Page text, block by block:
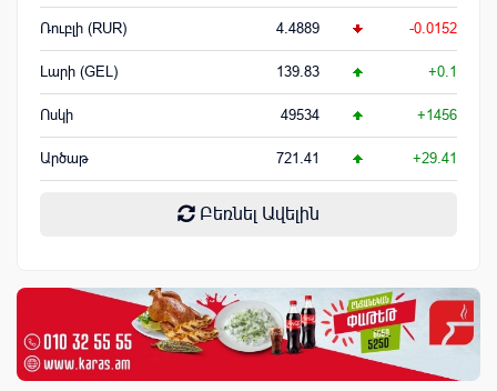
Ռուբլի (RUR) 4.4889 -0.0152
Լարի (GEL) 139.83 +0.1
Ոսկի 49534 +1456
Արծաթ 721.41 +29.41
Բեռնել Ավելին